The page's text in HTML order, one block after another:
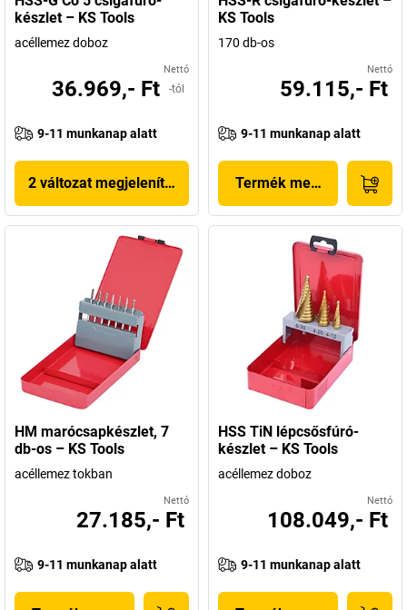
készlet – KS Tools
acéllemez doboz
Nettó
36.969,- Ft -tól
9-11 munkanap alatt
2 változat megjelenítése
KS Tools
170 db-os
Nettó
59.115,- Ft
9-11 munkanap alatt
Termék megjelenítése
HM marócsapkészlet, 7
db-os – KS Tools
acéllemez tokban
Nettó
27.185,- Ft
9-11 munkanap alatt
HSS TiN lépcsősfúró-
készlet – KS Tools
acéllemez doboz
Nettó
108.049,- Ft
9-11 munkanap alatt